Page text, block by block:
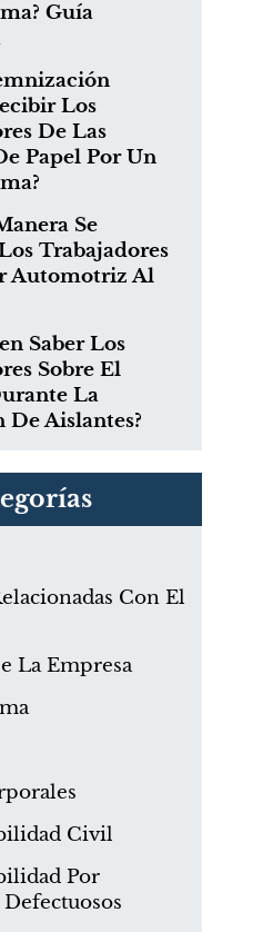
Guía
Los
De Las
Papel Por Un
Se
Trabajadores
Automotriz Al
Saber Los
Sobre El
La
De Aislantes?
Con El
La Empresa
Civil
Por